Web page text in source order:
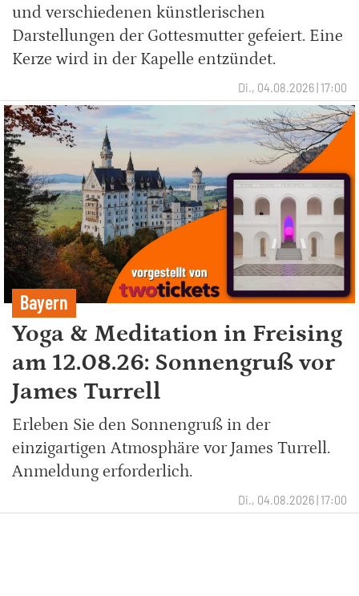
und verschiedenen künstlerischen
Darstellungen der Gottesmutter gefeiert. Eine
Kerze wird in der Kapelle entzündet.
Di., 04.08.2026 | 17:00
Bayern
Yoga & Meditation in Freising
am 12.08.26: Sonnengruß vor
James Turrell
Erleben Sie den Sonnengruß in der
einzigartigen Atmosphäre vor James Turrell.
Anmeldung erforderlich.
Di., 04.08.2026 | 17:00